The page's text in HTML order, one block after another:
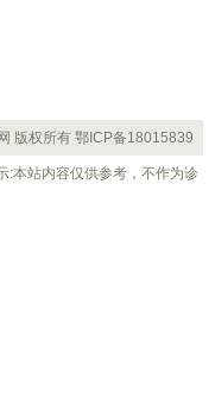
版权所有 鄂ICP备18015839
:本站内容仅供参考，不作为诊